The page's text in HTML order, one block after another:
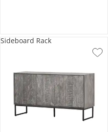
Sideboard Rack